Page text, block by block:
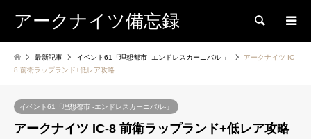
アークナイツ備忘録 検索
最新記事 イベント61「理想都市 -エンドレスカーニバル-」
アークナイツ IC-
8 前衛ラップランド+低レア攻略
イベント61「理想都市 -エンドレスカーニバル-」
アークナイツ IC-8 前衛ラップランド+低レア攻略